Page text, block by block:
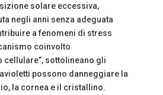
solare eccessiva,
negli anni senza adeguata
a fenomeni di stress
coinvolto
cellulare”, sottolineano gli
possono danneggiare la
la cornea e il cristallino.